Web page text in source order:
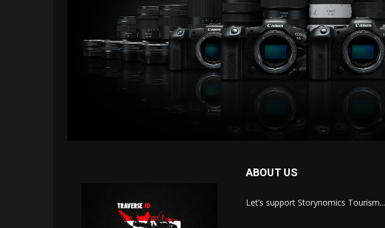
ABOUT US
Let’s support Storynomics Tourism...